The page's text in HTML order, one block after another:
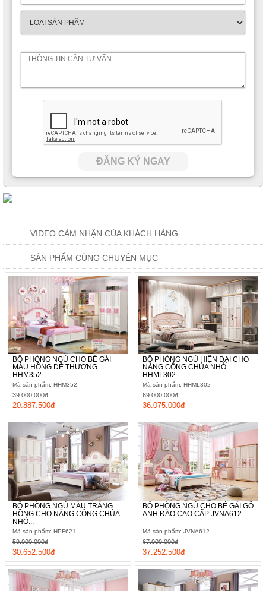
ĐĂNG KÝ NGAY
VIDEO CẢM NHẬN CỦA KHÁCH HÀNG
SẢN PHẨM CÙNG CHUYÊN MỤC
BỘ PHÒNG NGỦ CHO BÉ GÁI
MÀU HỒNG DỄ THƯƠNG
HHM352
Mã sản phẩm: HHM352
20.887.500đ
39.000.000đ
BỘ PHÒNG NGỦ HIỆN ĐẠI CHO
NÀNG CÔNG CHÚA NHỎ
HHML302
Mã sản phẩm: HHML302
36.075.000đ
69.000.000đ
BỘ PHÒNG NGỦ MÀU TRẮNG
HỒNG CHO NÀNG CÔNG CHÚA
NHỎ...
Mã sản phẩm: HPF621
30.652.500đ
59.000.000đ
BỘ PHÒNG NGỦ CHO BÉ GÁI GỖ
ANH ĐÀO CAO CẤP JVNA612
Mã sản phẩm: JVNA612
37.252.500đ
67.000.000đ